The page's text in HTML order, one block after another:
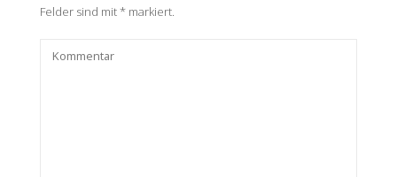
Felder sind mit*markiert.